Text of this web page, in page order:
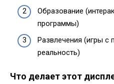
Образование
программы)
Развлечения (игры с
реальность)
Что делает этот